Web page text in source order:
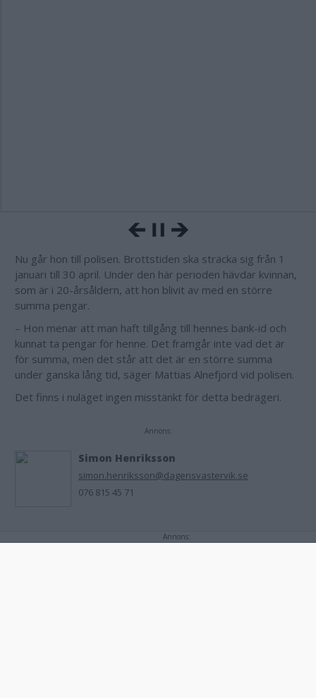
Nu går hon till polisen. Brottstiden ska sträcka sig från 1
januari till 30 april. Under den här perioden hävdar kvinnan,
som är i 20-årsåldern, att hon blivit av med en större
summa pengar.
– Hon menar att man haft tillgång till hennes bank-id och
kunnat ta pengar för henne. Det framgår inte vad det är
för summa, men det står att det är en större summa
under ganska lång tid, säger Mattias Alnefjord vid polisen.
Det finns i nuläget ingen misstänkt för detta bedrägeri.
Annons:
Simon Henriksson
simon.henriksson@dagensvastervik.se
076 815 45 71
Annons:Annons: